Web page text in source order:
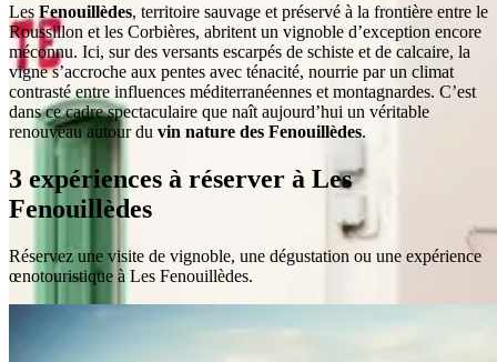
Les Fenouillèdes, territoire sauvage et préservé à la frontière entre le
Roussillon et les Corbières, abritent un vignoble d’exception encore
méconnu. Ici, sur des versants escarpés de schiste et de calcaire, la
vigne s’accroche aux pentes avec ténacité, nourrie par un climat
contrasté entre influences méditerranéennes et montagnardes. C’est
dans ce cadre spectaculaire que naît aujourd’hui un véritable
renouveau autour du vin nature des Fenouillèdes.
3 expériences à réserver à Les
Fenouillèdes
Réservez une visite de vignoble, une dégustation ou une expérience
œnotouristique à Les Fenouillèdes.